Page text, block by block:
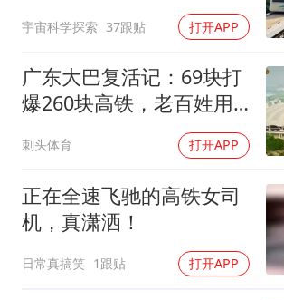
奋进开新局 实干
宇宙科学探索 37跟贴 打开APP
广东大巴复活记：69块打
爆260块高铁，老百姓用
刺头体育 打开APP
正在全速飞驰的高铁女司
机，真潇洒！
日常真搞笑 1跟贴 打开APP